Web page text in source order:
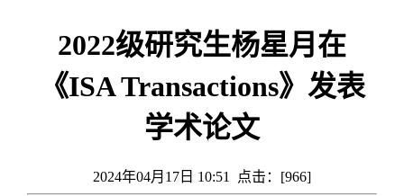
2022级研究生杨星月在
《ISA Transactions》发表
学术论文
2024年04月17日 10:51 点击：[966]